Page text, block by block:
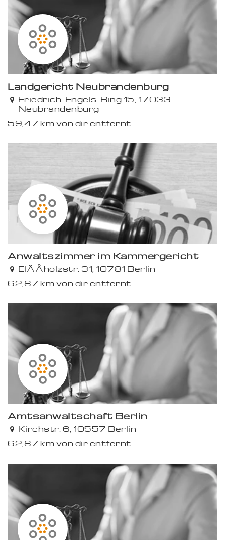
Landgericht Neubrandenburg
Friedrich-Engels-Ring 15, 17033
Neubrandenburg
59,47 km von dir entfernt
Anwaltszimmer im Kammergericht
ElÃÂholzstr. 31, 10781 Berlin
62,87 km von dir entfernt
Amtsanwaltschaft Berlin
Kirchstr. 6, 10557 Berlin
62,87 km von dir entfernt